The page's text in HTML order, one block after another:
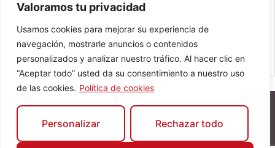
Valoramos tu privacidad
Usamos cookies para mejorar su experiencia de
navegación, mostrarle anuncios o contenidos
personalizados y analizar nuestro tráfico. Al hacer clic en
“Aceptar todo” usted da su consentimiento a nuestro uso
de las cookies. Política de cookies
Personalizar Rechazar todo